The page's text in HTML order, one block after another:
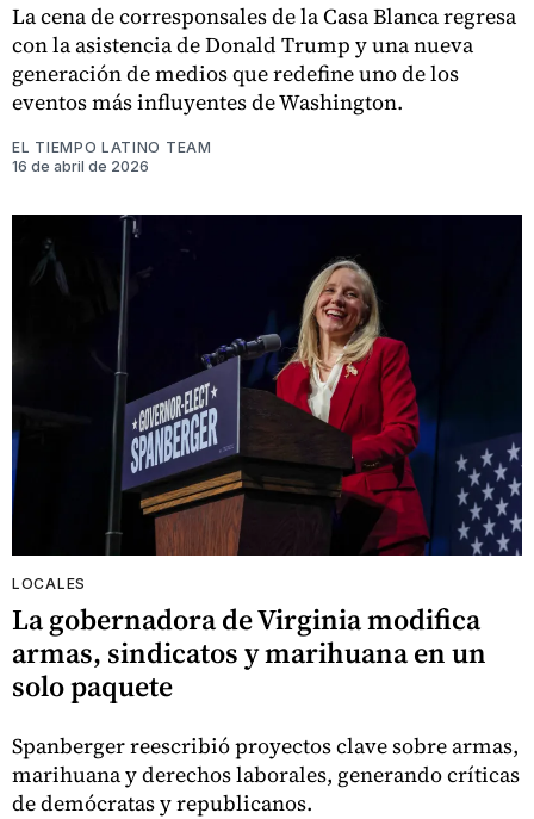
La cena de corresponsales de la Casa Blanca regresa
con la asistencia de Donald Trump y una nueva
generación de medios que redefine uno de los
eventos más influyentes de Washington.
EL TIEMPO LATINO TEAM
16 de abril de 2026
LOCALES
La gobernadora de Virginia modifica
armas, sindicatos y marihuana en un
solo paquete
Spanberger reescribió proyectos clave sobre armas,
marihuana y derechos laborales, generando críticas
de demócratas y republicanos.